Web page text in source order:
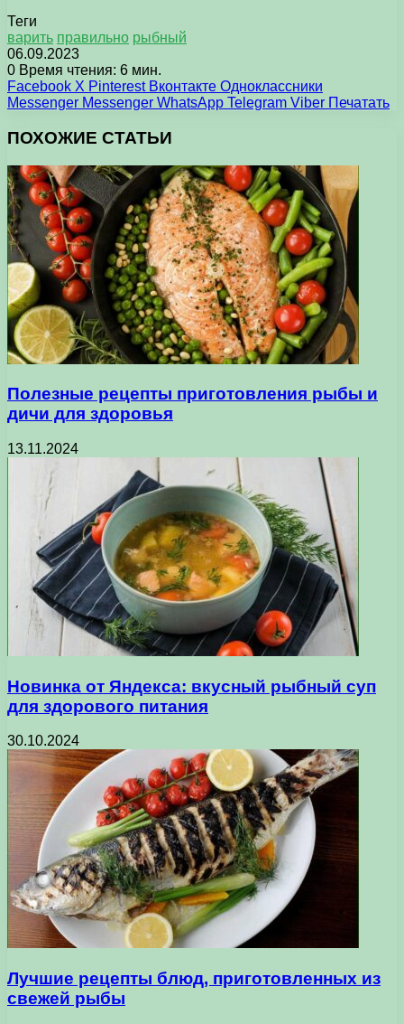
Теги
варить правильно рыбный
06.09.2023
0 Время чтения: 6 мин.
Facebook X Pinterest Вконтакте Одноклассники
Messenger Messenger WhatsApp Telegram Viber Печатать
ПОХОЖИЕ СТАТЬИ
Полезные рецепты приготовления рыбы и
дичи для здоровья
13.11.2024
Новинка от Яндекса: вкусный рыбный суп
для здорового питания
30.10.2024
Лучшие рецепты блюд, приготовленных из
свежей рыбы